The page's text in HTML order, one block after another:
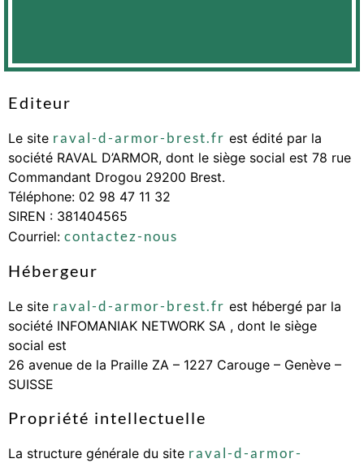
Editeur
Le site raval-d-armor-brest.fr est édité par la
société RAVAL D’ARMOR, dont le siège social est 78 rue
Commandant Drogou 29200 Brest.
Téléphone: 02 98 47 11 32
SIREN : 381404565
Courriel: contactez-nous
Hébergeur
Le site raval-d-armor-brest.fr est hébergé par la
société INFOMANIAK NETWORK SA , dont le siège
social est
26 avenue de la Praille ZA – 1227 Carouge – Genève –
SUISSE
Propriété intellectuelle
La structure générale du site raval-d-armor-